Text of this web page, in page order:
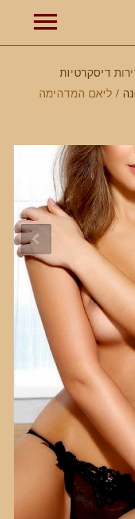
דיסקרטיות
/ ליאם המדהימה